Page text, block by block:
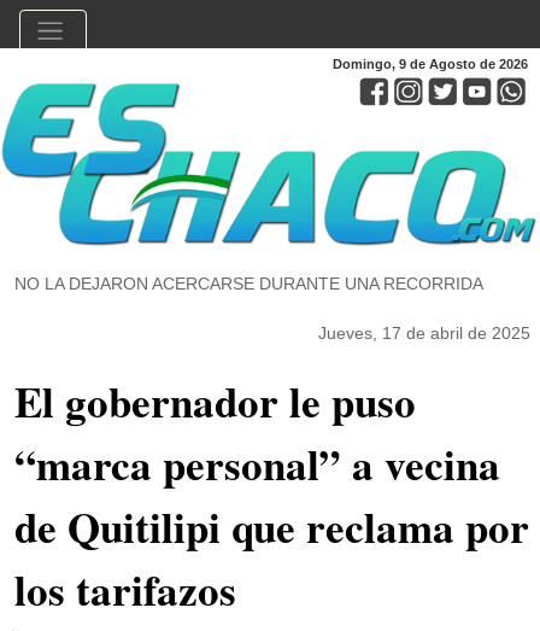
Domingo, 9 de Agosto de 2026
NO LA DEJARON ACERCARSE DURANTE UNA RECORRIDA
Jueves, 17 de abril de 2025
El gobernador le puso
“marca personal” a vecina
de Quitilipi que reclama por
los tarifazos